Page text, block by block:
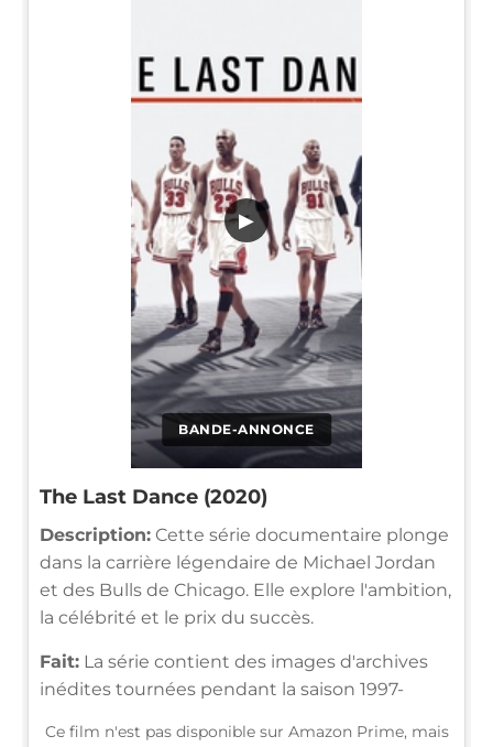
BANDE-ANNONCE
▶
The Last Dance (2020)
Description: Cette série documentaire plonge
dans la carrière légendaire de Michael Jordan
et des Bulls de Chicago. Elle explore l'ambition,
la célébrité et le prix du succès.
Fait: La série contient des images d'archives
inédites tournées pendant la saison 1997-
Ce film n'est pas disponible sur Amazon Prime, mais